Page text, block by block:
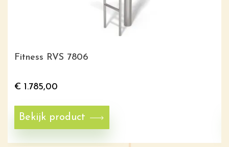
Fitness RVS 7806
€ 1.785,00
Bekijk product